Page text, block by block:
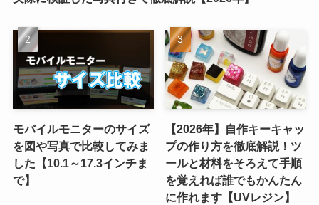
モバイルモニターのサイズ
を図や写真で比較してみま
した【10.1～17.3インチま
で】
【2026年】自作キーキャッ
プの作り方を徹底解説！ツ
ールと材料をそろえて手順
を覚えれば誰でもかんたん
に作れます【UVレジン】